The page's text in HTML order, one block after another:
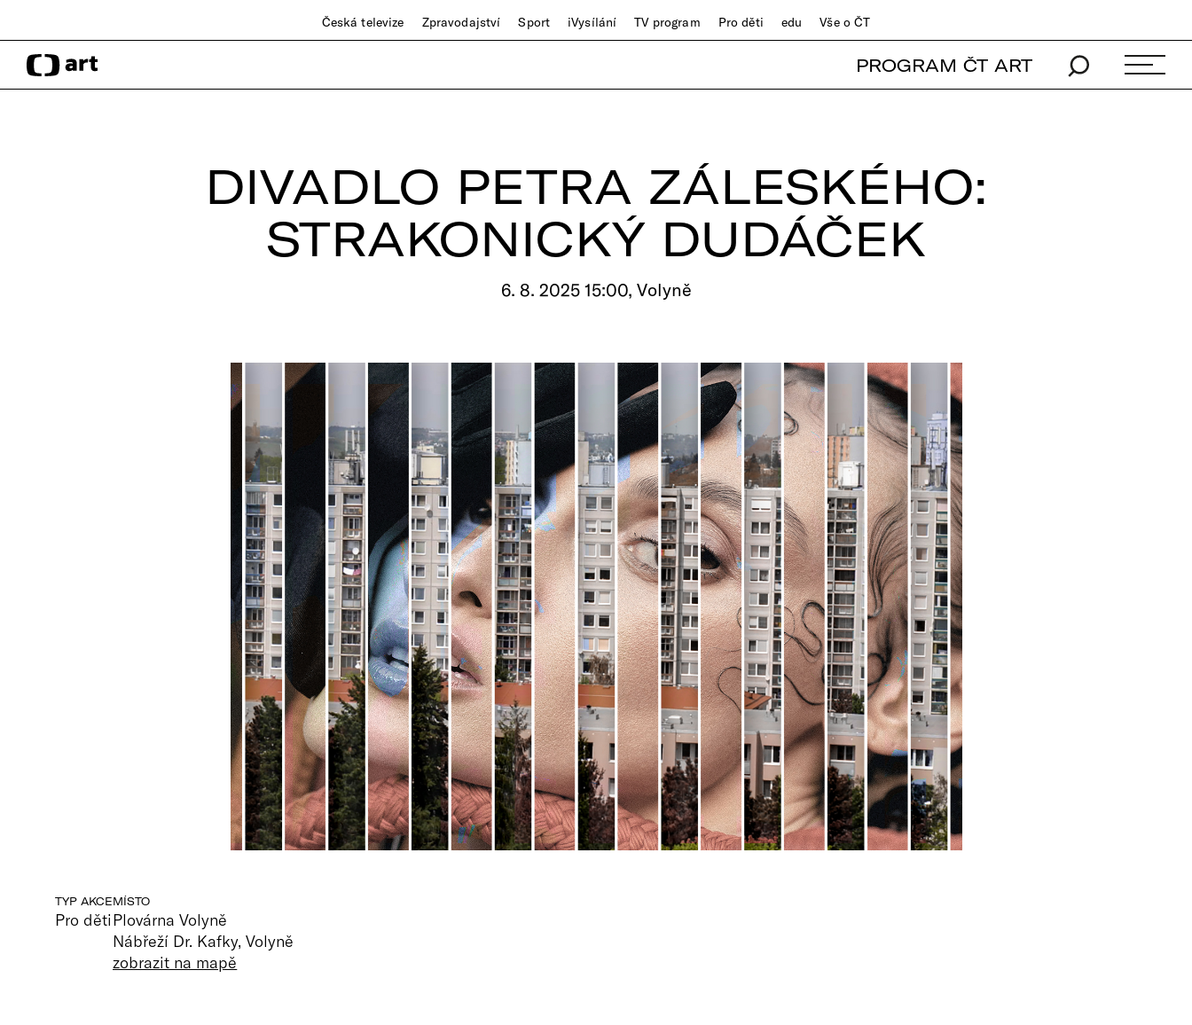
Česká televize Zpravodajství Sport iVysílání TV program Pro děti edu Vše o ČT
PROGRAM ČT ART
DIVADLO PETRA ZÁLESKÉHO:
STRAKONICKÝ DUDÁČEK
6. 8. 2025 15:00, Volyně
TYP AKCE
Pro děti
MÍSTO
Plovárna Volyně
Nábřeží Dr. Kafky, Volyně
zobrazit na mapě